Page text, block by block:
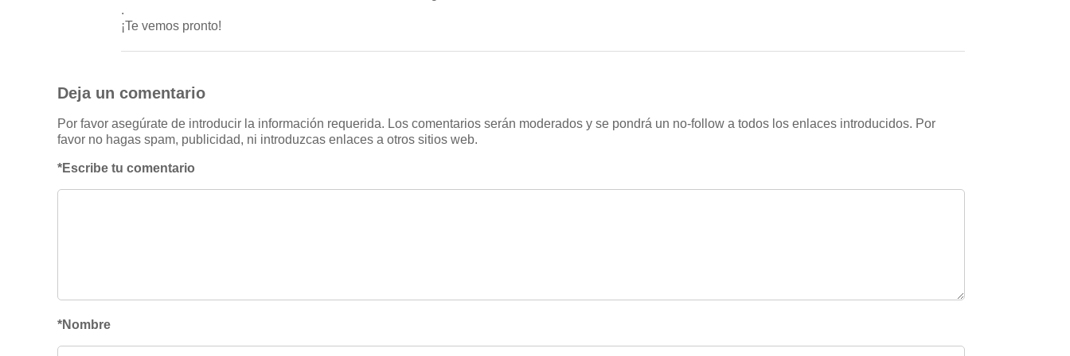
.
¡Te vemos pronto!
Deja un comentario
Por favor asegúrate de introducir la información requerida. Los comentarios serán moderados y se pondrá un no-follow a todos los enlaces introducidos. Por
favor no hagas spam, publicidad, ni introduzcas enlaces a otros sitios web.
*Escribe tu comentario
*Nombre